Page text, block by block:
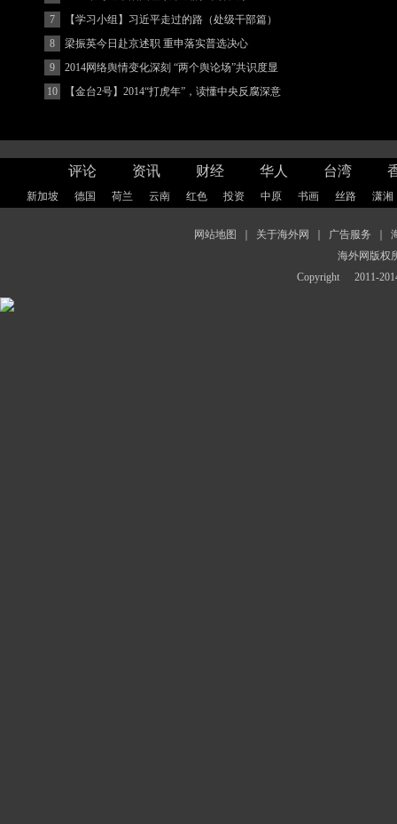
7
【学习小组】习近平走过的路（处级干部篇）
8
梁振英今日赴京述职 重申落实普选决心
9
2014网络舆情变化深刻 “两个舆论场”共识度显
著增强
10 【金台2号】2014“打虎年”，读懂中央反腐深意
评论 资讯 财经 华人 台湾
新加坡 德国 荷兰 云南 红色 投资 中原 书画 丝路 潇湘
网站地图 关于海外网 广告服务
海外网版权
Copyright
2011-